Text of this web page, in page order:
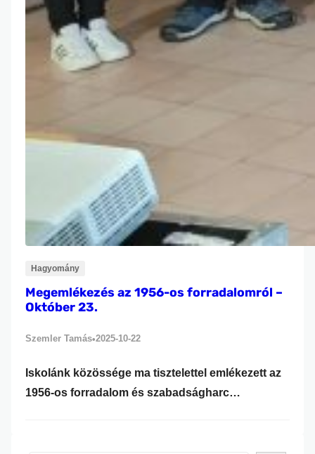
Hagyomány
Megemlékezés az 1956-os forradalomról –
Október 23.
Szemler Tamás•2025-10-22
Iskolánk közössége ma tisztelettel emlékezett az
1956-os forradalom és szabadságharc